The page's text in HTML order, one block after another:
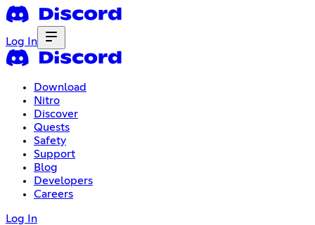
Log In
Download
Nitro
Discover
Quests
Safety
Support
Blog
Developers
Careers
Log In